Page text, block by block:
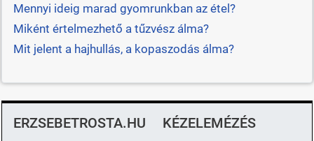
Mennyi ideig marad gyomrunkban az étel?
Miként értelmezhető a tűzvész álma?
Mit jelent a hajhullás, a kopaszodás álma?
ERZSEBETROSTA.HU KÉZELEMÉZÉS